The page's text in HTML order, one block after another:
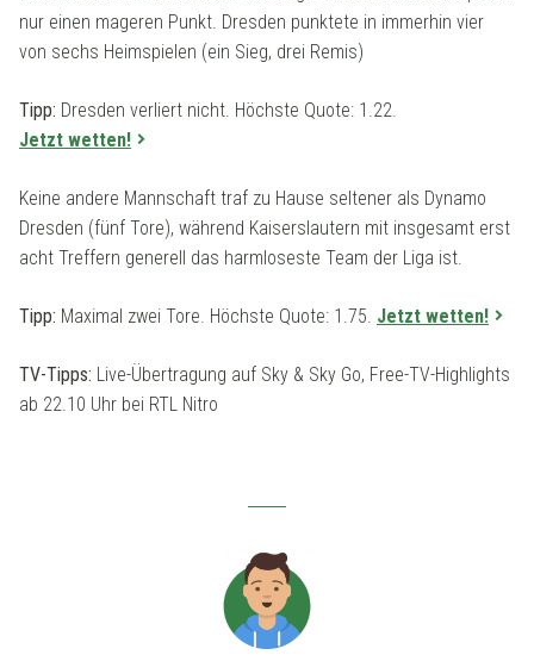
nur einen mageren Punkt. Dresden punktete in immerhin vier
von sechs Heimspielen (ein Sieg, drei Remis)
Tipp: Dresden verliert nicht. Höchste Quote: 1.22.
Jetzt wetten!
Keine andere Mannschaft traf zu Hause seltener als Dynamo
Dresden (fünf Tore), während Kaiserslautern mit insgesamt erst
acht Treffern generell das harmloseste Team der Liga ist.
Tipp: Maximal zwei Tore. Höchste Quote: 1.75. Jetzt wetten!
TV-Tipps: Live-Übertragung auf Sky & Sky Go, Free-TV-Highlights
ab 22.10 Uhr bei RTL Nitro